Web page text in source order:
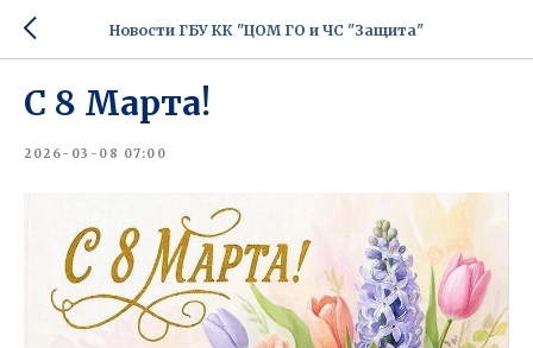
Новости ГБУ КК "ЦОМ ГО и ЧС "Защита"
С 8 Марта!
2026-03-08 07:00